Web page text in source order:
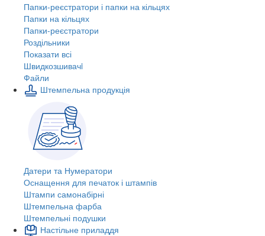
Папки-реєстратори і папки на кільцях
Папки на кільцях
Папки-реєстратори
Роздільники
Показати всі
Швидкозшивачi
Файли
Штемпельна продукція
Датери та Нумератори
Оснащення для печаток і штампів
Штампи самонабірні
Штемпельна фарба
Штемпельні подушки
Настільне приладдя